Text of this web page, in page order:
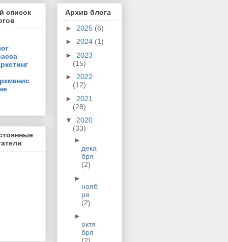
список
Архив блога
► 2025 (6)
► 2024 (1)
► 2023
(15)
► 2022
(12)
► 2021
(28)
▼ 2020
(33)
►
дека
бря
(2)
►
нояб
ря
(2)
►
октя
бря